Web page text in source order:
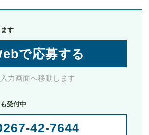
す
で応募する
入力画面へ移動します
受付中
42-7644